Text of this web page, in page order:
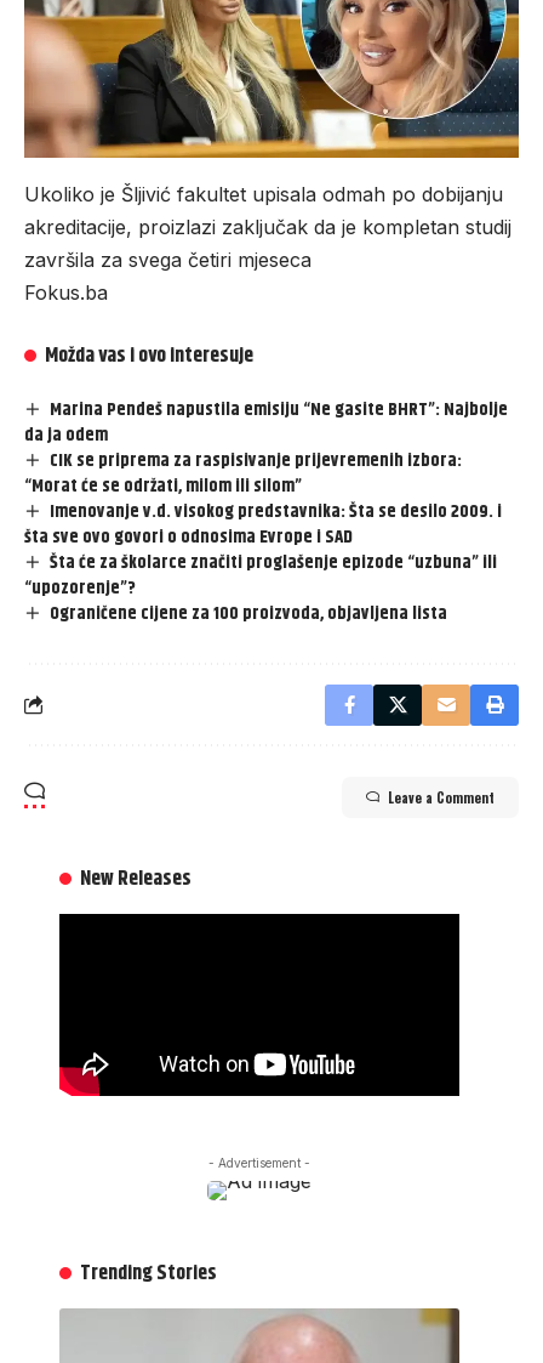
Ukoliko je Šljivić fakultet upisala odmah po dobijanju
akreditacije, proizlazi zaključak da je kompletan studij
završila za svega četiri mjeseca
Fokus.ba
Možda vas i ovo interesuje
Marina Pendeš napustila emisiju “Ne gasite BHRT”: Najbolje
da ja odem
CIK se priprema za raspisivanje prijevremenih izbora:
“Morat će se održati, milom ili silom”
Imenovanje v.d. visokog predstavnika: Šta se desilo 2009. i
šta sve ovo govori o odnosima Evrope i SAD
Šta će za školarce značiti proglašenje epizode “uzbuna” ili
“upozorenje”?
Ograničene cijene za 100 proizvoda, objavljena lista
Leave a Comment
New Releases
- Advertisement -
Trending Stories